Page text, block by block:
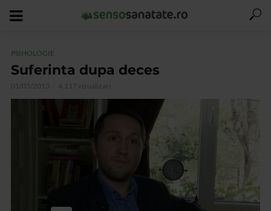
PSIHOLOGIE
Suferinta dupa deces
01/05/2013 4.117 vizualizari